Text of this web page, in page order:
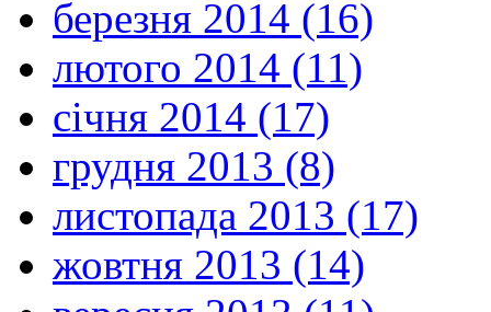
березня 2014 (16)
лютого 2014 (11)
січня 2014 (17)
грудня 2013 (8)
листопада 2013 (17)
жовтня 2013 (14)